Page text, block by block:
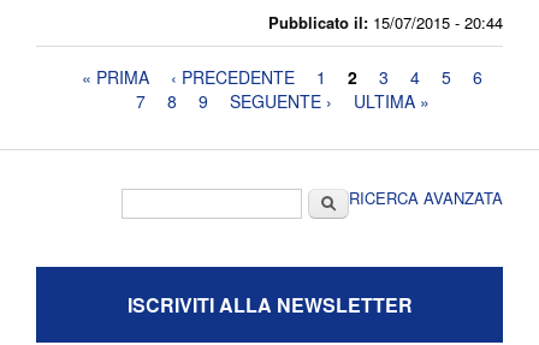
Pubblicato il: 15/07/2015 - 20:44
Pagine« PRIMA ‹ PRECEDENTE 1 2 3 4 5
6
7
8 9 SEGUENTE › ULTIMA »
CercaRICERCA AVANZATA
ISCRIVITI ALLA NEWSLETTER